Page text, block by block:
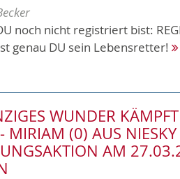
noch nicht registriert bist:
genau DU sein Lebensretter!
WUNDER
MIRIAM (0) AUS
AM